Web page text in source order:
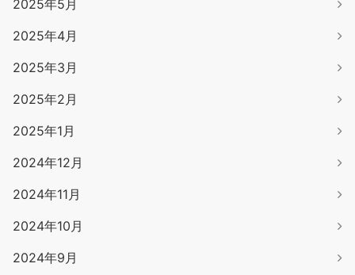
2025年5月
2025年4月
2025年3月
2025年2月
2025年1月
2024年12月
2024年11月
2024年10月
2024年9月